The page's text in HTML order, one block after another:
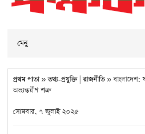
মেনু
প্রথম পাতা»তথ্য-প্রযুক্তি |রাজনীতি» বাংলাদেশ:
অভ্যন্তরীণ শত্রু
সোমবার, ৭ জুলাই ২০২৫